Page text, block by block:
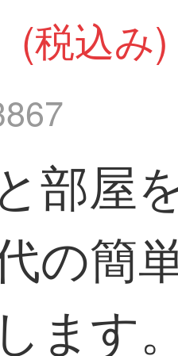
(税込み)
部屋
の簡
ます。